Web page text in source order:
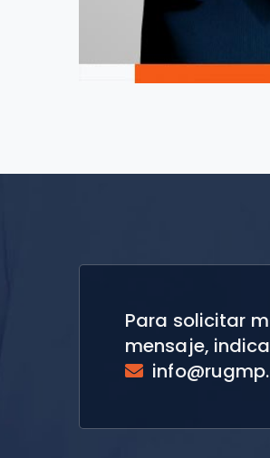
Para solicitar
mensaje,